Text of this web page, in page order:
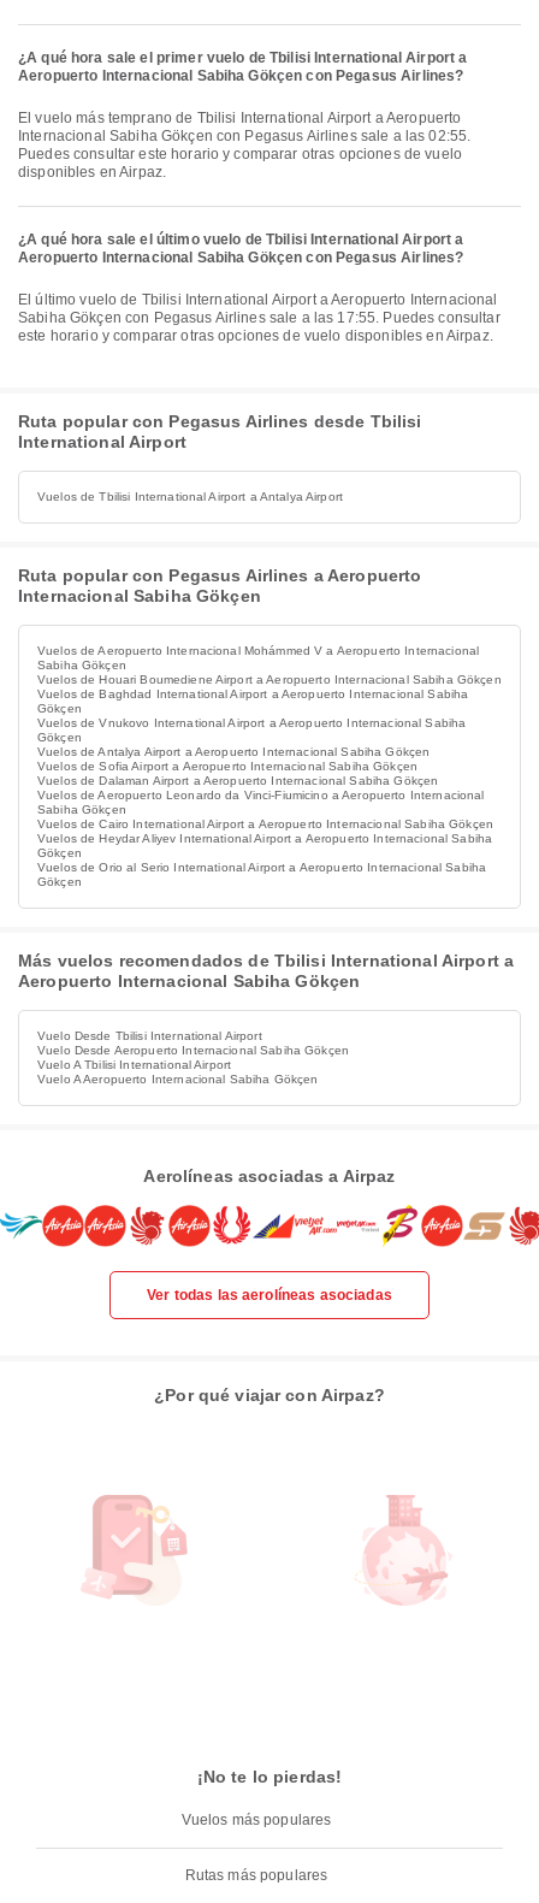
¿A qué hora sale el primer vuelo de Tbilisi International Airport a
Aeropuerto Internacional Sabiha Gökçen con Pegasus Airlines?
El vuelo más temprano de Tbilisi International Airport a Aeropuerto
Internacional Sabiha Gökçen con Pegasus Airlines sale a las 02:55.
Puedes consultar este horario y comparar otras opciones de vuelo
disponibles en Airpaz.
¿A qué hora sale el último vuelo de Tbilisi International Airport a
Aeropuerto Internacional Sabiha Gökçen con Pegasus Airlines?
El último vuelo de Tbilisi International Airport a Aeropuerto Internacional
Sabiha Gökçen con Pegasus Airlines sale a las 17:55. Puedes consultar
este horario y comparar otras opciones de vuelo disponibles en Airpaz.
Ruta popular con Pegasus Airlines desde Tbilisi
International Airport
Vuelos de Tbilisi International Airport a Antalya Airport
Ruta popular con Pegasus Airlines a Aeropuerto
Internacional Sabiha Gökçen
Vuelos de Aeropuerto Internacional Mohámmed V a Aeropuerto Internacional
Sabiha Gökçen
Vuelos de Houari Boumediene Airport a Aeropuerto Internacional Sabiha Gökçen
Vuelos de Baghdad International Airport a Aeropuerto Internacional Sabiha
Gökçen
Vuelos de Vnukovo International Airport a Aeropuerto Internacional Sabiha
Gökçen
Vuelos de Antalya Airport a Aeropuerto Internacional Sabiha Gökçen
Vuelos de Sofia Airport a Aeropuerto Internacional Sabiha Gökçen
Vuelos de Dalaman Airport a Aeropuerto Internacional Sabiha Gökçen
Vuelos de Aeropuerto Leonardo da Vinci-Fiumicino a Aeropuerto Internacional
Sabiha Gökçen
Vuelos de Cairo International Airport a Aeropuerto Internacional Sabiha Gökçen
Vuelos de Heydar Aliyev International Airport a Aeropuerto Internacional Sabiha
Gökçen
Vuelos de Orio al Serio International Airport a Aeropuerto Internacional Sabiha
Gökçen
Más vuelos recomendados de Tbilisi International Airport a
Aeropuerto Internacional Sabiha Gökçen
Vuelo Desde Tbilisi International Airport
Vuelo Desde Aeropuerto Internacional Sabiha Gökçen
Vuelo A Tbilisi International Airport
Vuelo A Aeropuerto Internacional Sabiha Gökçen
Aerolíneas asociadas a Airpaz
Ver todas las aerolíneas asociadas
¿Por qué viajar con Airpaz?
¡No te lo pierdas!
Vuelos más populares
Rutas más populares